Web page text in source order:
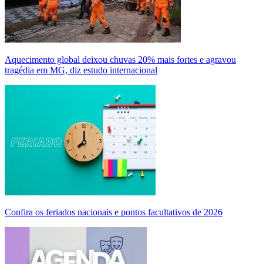
Aquecimento global deixou chuvas 20% mais fortes e agravou
tragédia em MG, diz estudo internacional
Confira os feriados nacionais e pontos facultativos de 2026